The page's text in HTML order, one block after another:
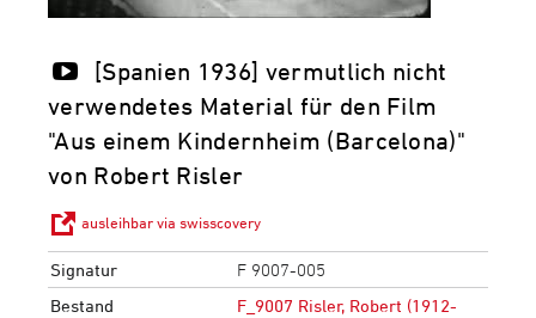
[Spanien 1936] vermutlich nicht
verwendetes Material für den Film
"Aus einem Kindernheim (Barcelona)"
von Robert Risler
ausleihbar via swisscovery
Signatur
F 9007-005
Bestand
F_9007 Risler, Robert (1912-